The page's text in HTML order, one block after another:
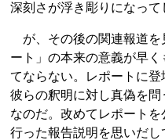
深刻さが浮き彫りになって
が、その後の関連報道を
ート」の本来の意義が早
てならない。レポートに登
彼らの釈明に対し真偽を
なのだ。改めてレポート
行った報告説明を思いだし